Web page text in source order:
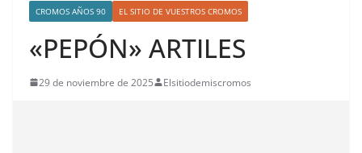
CROMOS AÑOS 90 EL SITIO DE VUESTROS CROMOS
«PEPÓN» ARTILES
29 de noviembre de 2025 Elsitiodemiscromos